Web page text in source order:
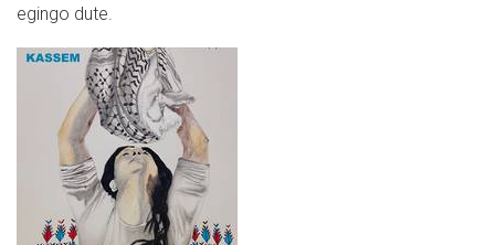
egingo dute.